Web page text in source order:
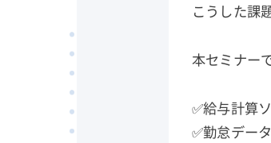
こうした課
本セミナー
✅給与計算
✅勤怠デー